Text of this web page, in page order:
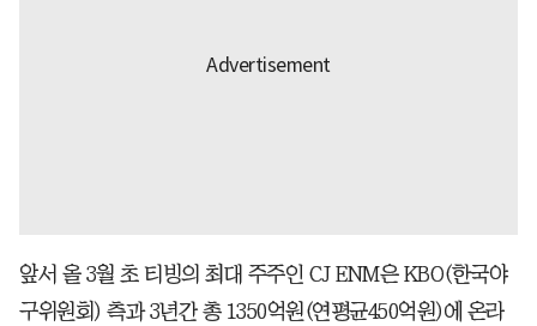
앞서 올 3월 초 티빙의 최대 주주인 CJ ENM은 KBO(한국야
구위원회) 측과 3년간 총 1350억원(연평균450억원)에 온라